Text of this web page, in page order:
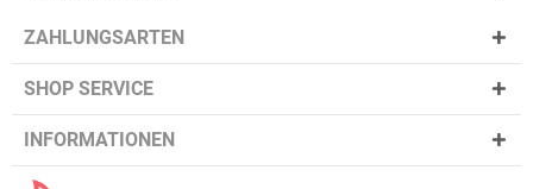
ZAHLUNGSARTEN
SHOP SERVICE
INFORMATIONEN